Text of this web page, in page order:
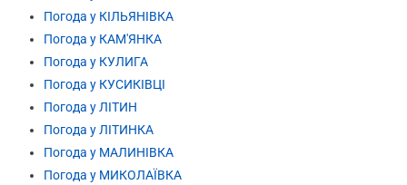
Погода у КІЛЬЯНІВКА
Погода у КАМ'ЯНКА
Погода у КУЛИГА
Погода у КУСИКІВЦІ
Погода у ЛІТИН
Погода у ЛІТИНКА
Погода у МАЛИНІВКА
Погода у МИКОЛАЇВКА